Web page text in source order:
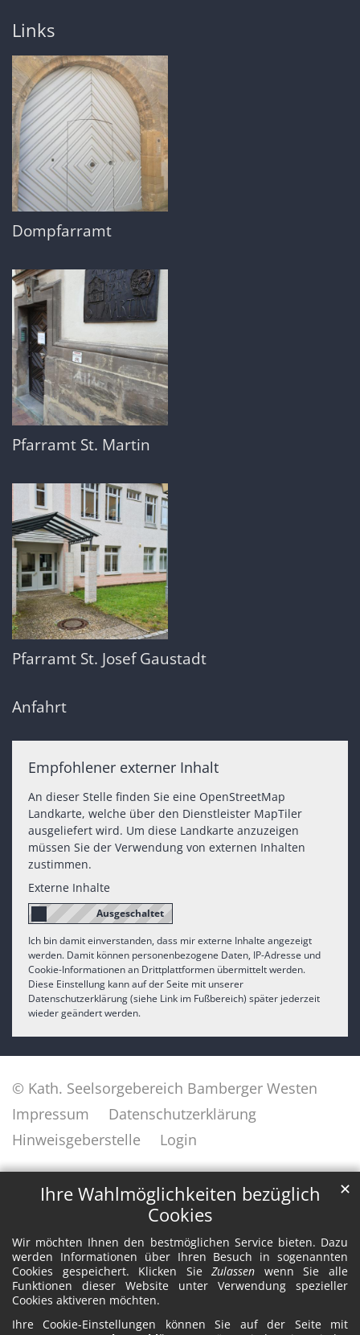
Ihre Wahlmöglichkeiten bezüglich
Cookies
Wir möchten Ihnen den bestmöglichen Service bieten. Dazu
werden Informationen über Ihren Besuch in sogenannten
Cookies gespeichert. Klicken SieZulassen wenn Sie alle
Funktionen dieser Website unter Verwendung spezieller
Cookies aktiveren möchten.
Ihre Cookie-Einstellungen können Sie auf der Seite mit
✕
Links
Dompfarramt
Pfarramt St. Martin
Pfarramt St. Josef Gaustadt
Anfahrt
Empfohlener externer Inhalt
An dieser Stelle finden Sie eine OpenStreetMap
Landkarte, welche über den Dienstleister MapTiler
ausgeliefert wird. Um diese Landkarte anzuzeigen
müssen Sie der Verwendung von externen Inhalten
zustimmen.
Externe Inhalte
Ich bin damit einverstanden, dass mir externe Inhalte angezeigt
werden. Damit können personenbezogene Daten, IP-Adresse und
Cookie-Informationen an Drittplattformen übermittelt werden.
Diese Einstellung kann auf der Seite mit unserer
Datenschutzerklärung (siehe Link im Fußbereich) später jederzeit
wieder geändert werden.
© Kath. Seelsorgebereich Bamberger Westen
Impressum
Datenschutzerklärung
Hinweisgeberstelle
Login